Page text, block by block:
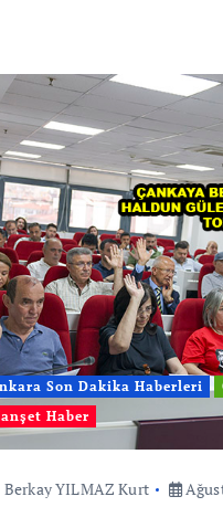
Son Dakika Haberleri
Haber
Berkay YILMAZ Kurt